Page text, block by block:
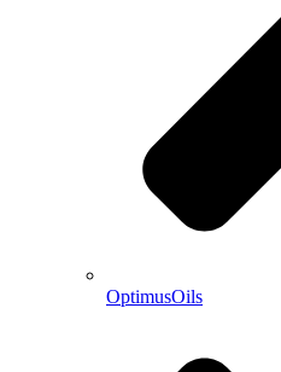
OptimusOils